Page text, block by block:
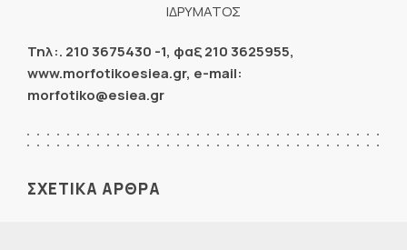
ΙΔΡΥΜΑΤΟΣ
Τηλ:. 210 3675430 -1, φαξ 210 3625955,
www.morfotikoesiea.gr, e-mail:
morfotiko@esiea.gr
ΣΧΕΤΙΚΑ ΑΡΘΡΑ